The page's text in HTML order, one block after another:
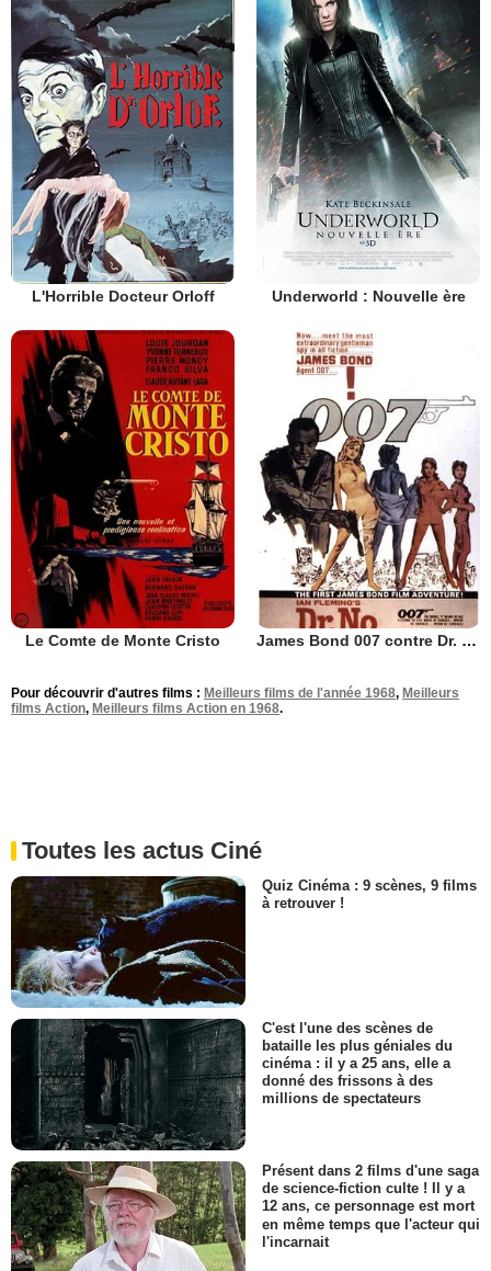
L'Horrible Docteur Orloff Underworld : Nouvelle ère
Le Comte de Monte Cristo James Bond 007 contre Dr. No
Pour découvrir d'autres films : Meilleurs films de l'année 1968, Meilleurs
films Action, Meilleurs films Action en 1968.
Toutes les actus Ciné
Quiz Cinéma : 9 scènes, 9 films
à retrouver !
C'est l'une des scènes de
bataille les plus géniales du
cinéma : il y a 25 ans, elle a
donné des frissons à des
millions de spectateurs
Présent dans 2 films d'une saga
de science-fiction culte ! Il y a
12 ans, ce personnage est mort
en même temps que l'acteur qui
l'incarnait